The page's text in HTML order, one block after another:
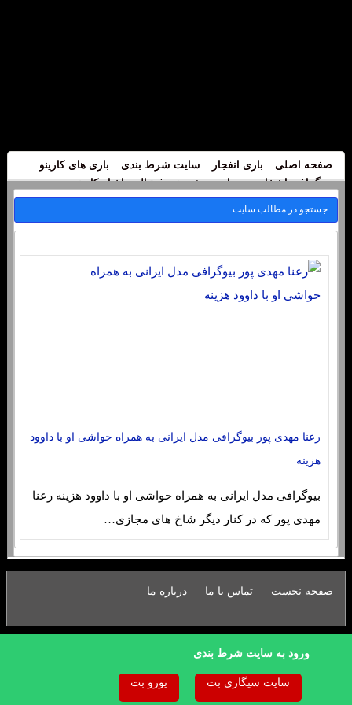
صفحه اصلی بازی انفجار سایت شرط بندی
بازی های کازینو
بیوگرافی اشخاص
سایت پیش بینی فوتبال اخبار کازینو
رعنا مهدی پور بیوگرافی مدل ایرانی به همراه حواشی او با داوود
هزینه
بیوگرافی مدل ایرانی به همراه حواشی او با داوود هزینه رعنا
مهدی پور که در کنار دیگر شاخ های‌ مجازی…
صفحه نخست | تماس با ما | درباره ما
ورود به سایت شرط بندی
سایت سیگاری بت یورو بت